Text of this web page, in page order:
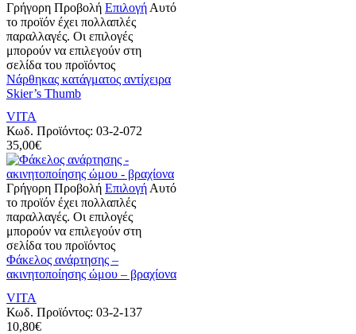
Γρήγορη Προβολή Επιλογή Αυτό
το προϊόν έχει πολλαπλές
παραλλαγές. Οι επιλογές
μπορούν να επιλεγούν στη
σελίδα του προϊόντος
Νάρθηκας κατάγματος αντίχειρα
Skier’s Thumb
VITA
Κωδ. Προϊόντος: 03-2-072
35,00€
Γρήγορη Προβολή Επιλογή Αυτό
το προϊόν έχει πολλαπλές
παραλλαγές. Οι επιλογές
μπορούν να επιλεγούν στη
σελίδα του προϊόντος
Φάκελος ανάρτησης –
ακινητοποίησης ώμου – βραχίονα
VITA
Κωδ. Προϊόντος: 03-2-137
10,80€